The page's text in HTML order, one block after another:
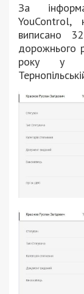
За
YouControl,
виписано
дорожнього
року у